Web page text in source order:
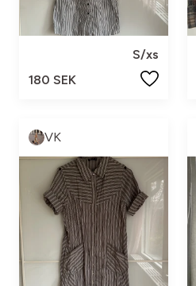
S/xs
180 SEK
VK